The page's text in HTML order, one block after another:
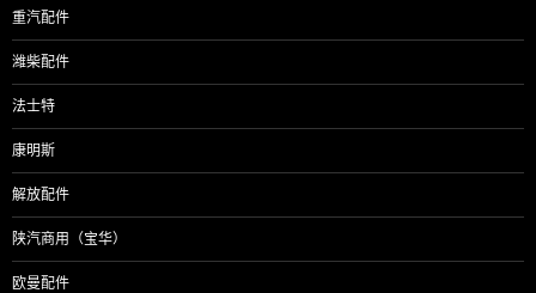
重汽配件
潍柴配件
法士特
康明斯
解放配件
陕汽商用（宝华）
欧曼配件